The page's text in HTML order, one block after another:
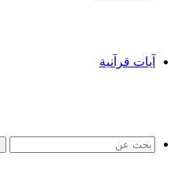
آيات قرآنية